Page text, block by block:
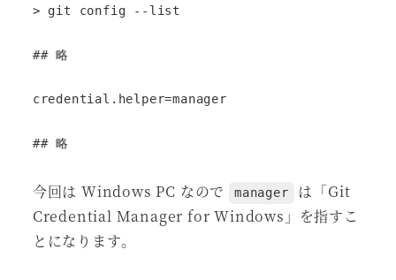
> git config --list
## 略
credential.helper=manager
## 略
今回は Windows PC なので manager
は「Git
Credential Manager for Windows」を指すこ
とになります。